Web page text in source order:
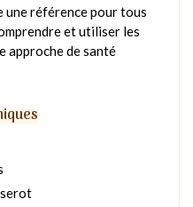
une référence pour tous
et utiliser les
approche de santé